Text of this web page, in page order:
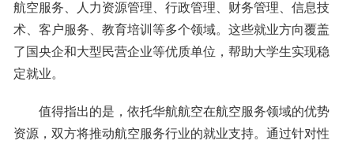
航空服务、人力资源管理、行政管理、财务管理、信息技
术、客户服务、教育培训等多个领域。这些就业方向覆盖
了国央企和大型民营企业等优质单位，帮助大学生实现稳
定就业。
值得指出的是，依托华航航空在航空服务领域的优势
资源，双方将推动航空服务行业的就业支持。通过针对性